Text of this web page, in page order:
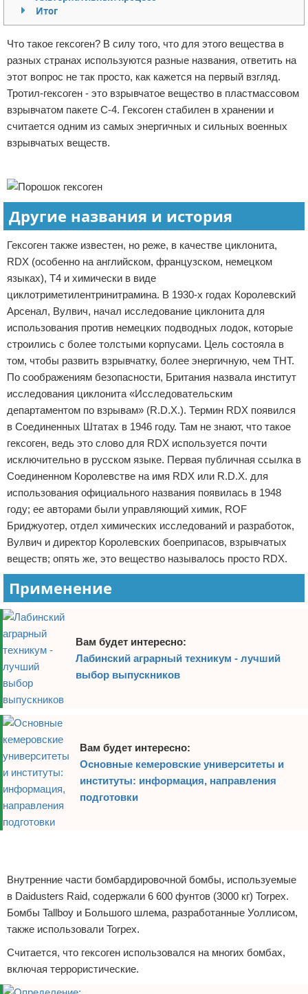
Отказ от ответственности
Итог
Что такое гексоген? В силу того, что для этого вещества в
разных странах используются разные названия, ответить на
этот вопрос не так просто, как кажется на первый взгляд.
Тротил-гексоген - это взрывчатое вещество в пластмассовом
взрывчатом пакете С-4. Гексоген стабилен в хранении и
считается одним из самых энергичных и сильных военных
взрывчатых веществ.
Другие названия и история
Гексоген также известен, но реже, в качестве циклонита,
RDX (особенно на английском, французском, немецком
языках), T4 и химически в виде
циклотриметилентринитрамина. В 1930-х годах Королевский
Арсенал, Вулвич, начал исследование циклонита для
использования против немецких подводных лодок, которые
строились с более толстыми корпусами. Цель состояла в
том, чтобы развить взрывчатку, более энергичную, чем ТНТ.
По соображениям безопасности, Британия назвала институт
исследования циклонита «Исследовательским
департаментом по взрывам» (R.D.X.). Термин RDX появился
в Соединенных Штатах в 1946 году. Там не знают, что такое
гексоген, ведь это слово для RDX используется почти
исключительно в русском языке. Первая публичная ссылка в
Соединенном Королевстве на имя RDX или R.D.X. для
использования официального названия появилась в 1948
году; ее авторами были управляющий химик, ROF
Бриджуотер, отдел химических исследований и разработок,
Вулвич и директор Королевских боеприпасов, взрывчатых
веществ; опять же, это вещество называлось просто RDX.
Применение
Вам будет интересно:
Лабинский аграрный техникум - лучший
выбор выпускников
Вам будет интересно:
Основные кемеровские университеты и
институты: информация, направления
подготовки
Внутренние части бомбардировочной бомбы, используемые
в Daidusters Raid, содержали 6 600 фунтов (3000 кг) Torpex.
Бомбы Tallboy и Большого шлема, разработанные Уоллисом,
также использовали Torpex.
Считается, что гексоген использовался на многих бомбах,
включая террористические.